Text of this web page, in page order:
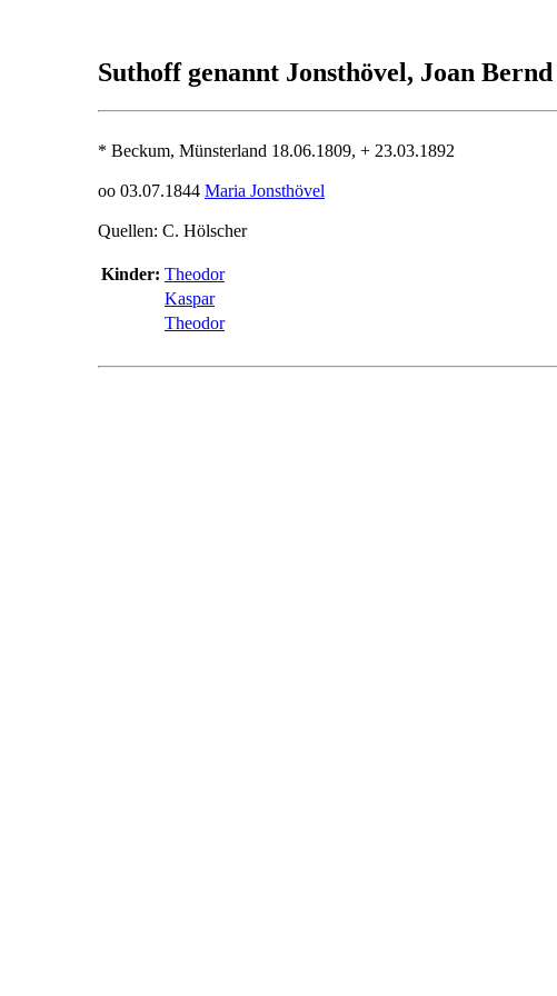
Suthoff genannt Jonsthövel, Joan
* Beckum, Münsterland 18.06.1809, + 23.03.1892
oo 03.07.1844 Maria Jonsthövel
Quellen: C. Hölscher
Kinder: Theodor
Kaspar
Theodor